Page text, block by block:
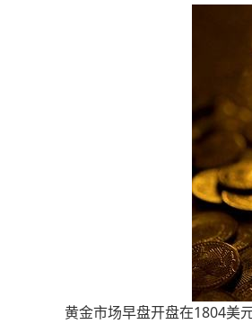
黄金市场早盘开盘在1804美